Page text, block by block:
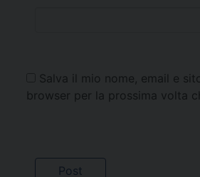
Salva il mio nome, email e
browser per la prossima volta